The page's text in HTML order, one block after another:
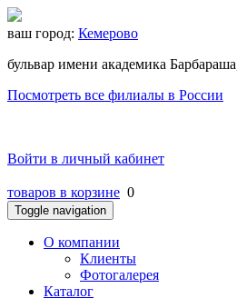
ваш город: Кемерово
бульвар имени академика
Посмотреть все филиалы в России
Войти в личный кабинет
товаров в корзине 0
Toggle navigation
O компании
Клиенты
Фотогалерея
Каталог